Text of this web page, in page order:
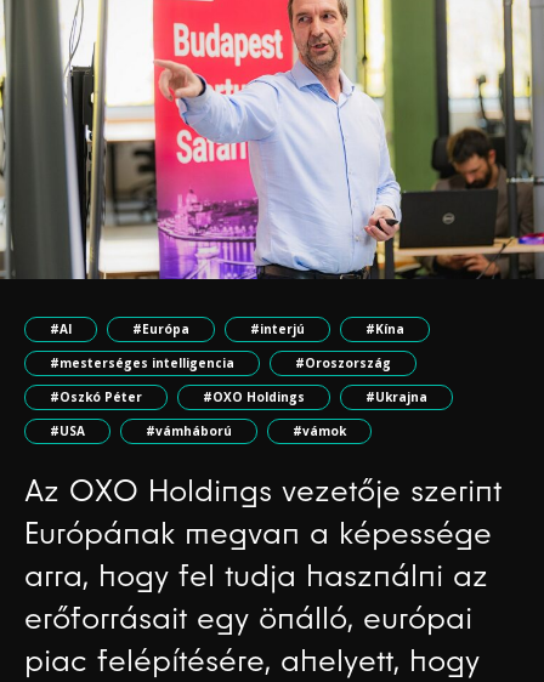
#AI #Európa #interjú
#Kína
#mesterséges intelligencia
#Oroszország
#Oszkó Péter
#OXO Holdings
#Ukrajna
#USA
#vámháború #vámok
Az OXO Holdings vezetője szerint
Európának megvan a képessége
arra, hogy fel tudja használni az
erőforrásait egy önálló, európai
piac felépítésére, ahelyett, hogy